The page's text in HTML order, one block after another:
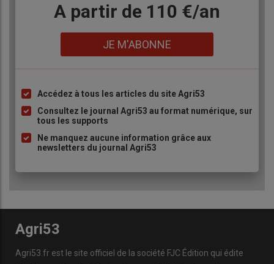
BodyA partir de 110 €/an
JE M'ABONNE
Liste
à
puce
Accédez à tous les articles du site Agri53
Consultez le journal Agri53 au format numérique, sur
tous les supports
Ne manquez aucune information grâce aux
newsletters du journal Agri53
Agri53
Agri53.fr est le site officiel de la société FJC Édition qui édite